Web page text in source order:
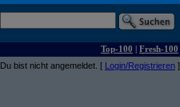
Top-100 | Fresh-100
Du bist nicht angemeldet. [ Login/Registrieren ]